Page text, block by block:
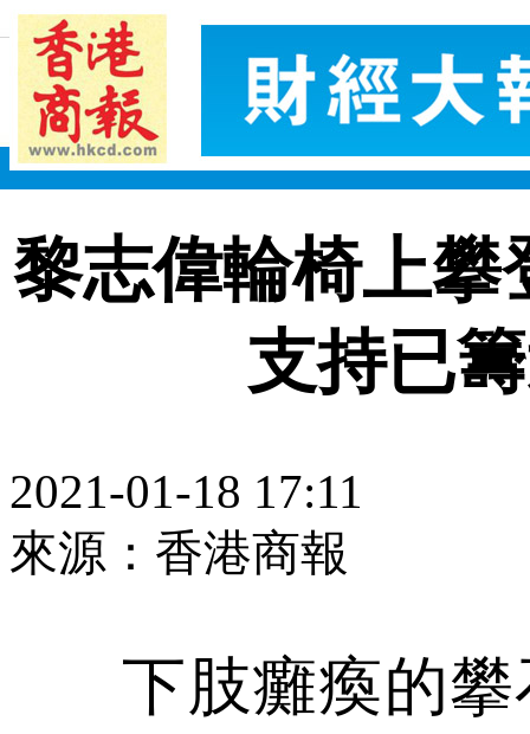
黎志偉輪椅上攀
支持已
2021-01-18 17:11
來源：香港商報
下肢癱瘓的攀